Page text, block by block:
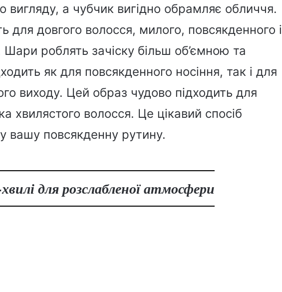
вигляду, а чубчик вигідно обрамляє обличчя.
для довгого волосся, милого, повсякденного і
Шари роблять зачіску більш об’ємною та
як для повсякденного носіння, так і для
виходу. Цей образ чудово підходить для
хвилястого волосся. Це цікавий спосіб
вашу повсякденну рутину.
для розслабленої атмосфери